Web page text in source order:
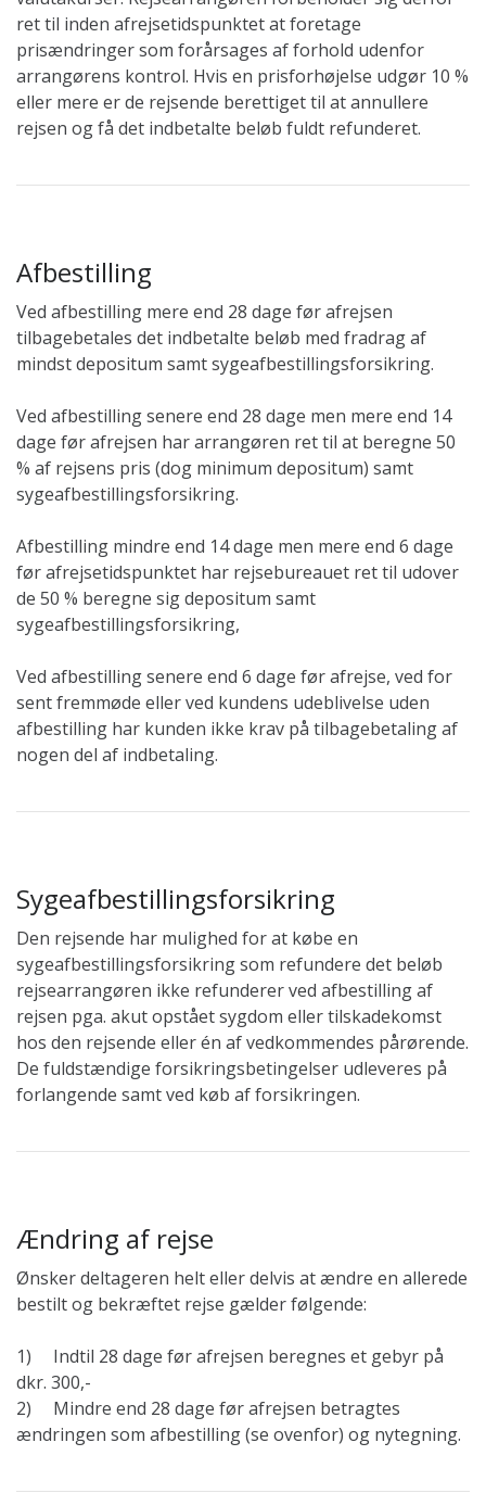
ret til inden afrejsetidspunktet at foretage
prisændringer som forårsages af forhold udenfor
arrangørens kontrol. Hvis en prisforhøjelse udgør 10 %
eller mere er de rejsende berettiget til at annullere
rejsen og få det indbetalte beløb fuldt refunderet.
Afbestilling
Ved afbestilling mere end 28 dage før afrejsen
tilbagebetales det indbetalte beløb med fradrag af
mindst depositum samt sygeafbestillingsforsikring.
Ved afbestilling senere end 28 dage men mere end 14
dage før afrejsen har arrangøren ret til at beregne 50
% af rejsens pris (dog minimum depositum) samt
sygeafbestillingsforsikring.
Afbestilling mindre end 14 dage men mere end 6 dage
før afrejsetidspunktet har rejsebureauet ret til udover
de 50 % beregne sig depositum samt
sygeafbestillingsforsikring,
Ved afbestilling senere end 6 dage før afrejse, ved for
sent fremmøde eller ved kundens udeblivelse uden
afbestilling har kunden ikke krav på tilbagebetaling af
nogen del af indbetaling.
Sygeafbestillingsforsikring
Den rejsende har mulighed for at købe en
sygeafbestillingsforsikring som refundere det beløb
rejsearrangøren ikke refunderer ved afbestilling af
rejsen pga. akut opstået sygdom eller tilskadekomst
hos den rejsende eller én af vedkommendes pårørende.
De fuldstændige forsikringsbetingelser udleveres på
forlangende samt ved køb af forsikringen.
Ændring af rejse
Ønsker deltageren helt eller delvis at ændre en allerede
bestilt og bekræftet rejse gælder følgende:
1) Indtil 28 dage før afrejsen beregnes et gebyr på
dkr. 300,-
2) Mindre end 28 dage før afrejsen betragtes
ændringen som afbestilling (se ovenfor) og nytegning.